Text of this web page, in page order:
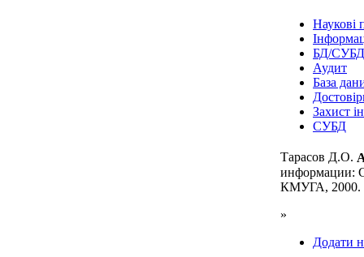
Наукові
БД/СУБД
Аудит
База
Захист
СУБД
Тарасов Д.О.
информации:
КМУГА, 2000.
»
Додати